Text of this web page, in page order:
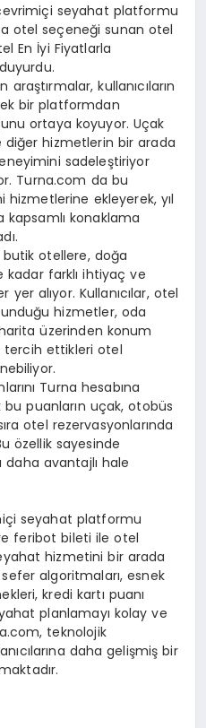
seyahat platformu
otel seçeneği sunan otel
En İyi Fiyatlarla
kullanıcıların
bir platformdan
ortaya koyuyor. Uçak
hizmetlerin bir arada
sadeleştiriyor
Turna.com da bu
ekleyerek, yıl
konaklama
otellere, doğa
farklı ihtiyaç ve
alıyor. Kullanıcılar, otel
hizmetler, oda
üzerinden konum
tercih ettikleri otel
Turna hesabına
puanların uçak, otobüs
otel rezervasyonlarında
özellik sayesinde
daha avantajlı hale
seyahat platformu
feribot bileti ile otel
hizmetini bir arada
sefer algoritmaları, esnek
kredi kartı puanı
planlamayı kolay ve
teknolojik
daha gelişmiş bir